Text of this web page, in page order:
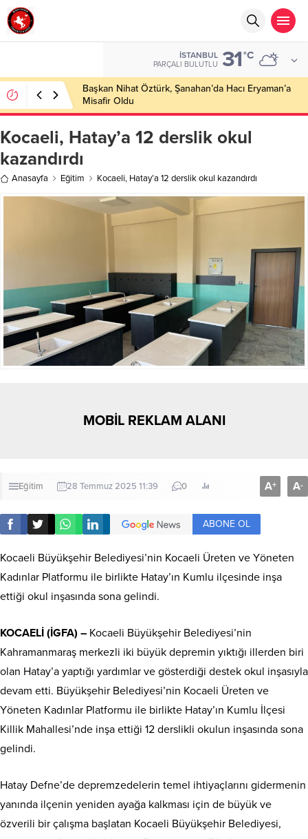
İSTANBUL
PARÇALI BULUTLU 31°C
Başkan Nihat Öztürk, Şanahan’da Hacı Eryaman’a
Misafir Oldu
Kocaeli, Hatay’a 12 derslik okul
kazandırdı
Anasayfa Eğitim Kocaeli, Hatay’a 12 derslik okul kazandırdı
MOBİL REKLAM ALANI
Eğitim 28 Temmuz 2025 11:39 0 A+ A-
ABONE OL
Kocaeli Büyükşehir Belediyesi’nin Kocaeli Üreten ve Yöneten
Kadınlar Platformu ile birlikte Hatay’ın Kumlu ilçesinde inşa
ettiği okul inşasında sona gelindi.
KOCAELİ (İGFA) – Kocaeli Büyükşehir Belediyesi’nin
Kahramanmaraş merkezli iki büyük depremin yıktığı illerden biri
olan Hatay’a yaptığı yardımlar ve gösterdiği destek okul inşasıyla
devam etti. Büyükşehir Belediyesi’nin Kocaeli Üreten ve
Yöneten Kadınlar Platformu ile birlikte Hatay’ın Kumlu İlçesi
Killik Mahallesi’nde inşa ettiği 12 derslikli okulun inşasında sona
gelindi.
Hatay Defne’de depremzedelerin temel ihtiyaçlarını gidermenin
yanında ilçenin yeniden ayağa kalkması için de büyük ve
özverili bir çalışma başlatan Kocaeli Büyükşehir Belediyesi,